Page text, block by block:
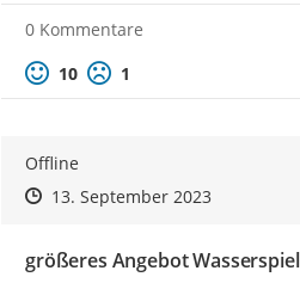
0 Kommentare
Positive Bewertung
10 Negative Bewertung
1
Offline
Zeitpunkt des Erstellens
Zeitpunkt des Erstellens
13. September 2023Zur
größeres Angebot